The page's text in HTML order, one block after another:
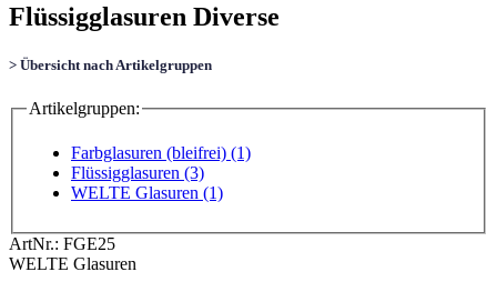
Flüssigglasuren Diverse
> Übersicht nach Artikelgruppen
Artikelgruppen:
Farbglasuren (bleifrei) (1)
Flüssigglasuren (3)
WELTE Glasuren (1)
ArtNr.: FGE25
WELTE Glasuren